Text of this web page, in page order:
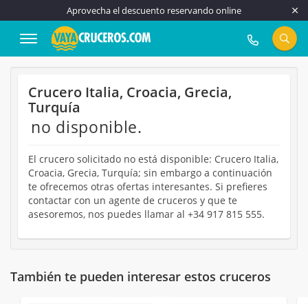
Aprovecha el descuento reservando online
917 815 555
Crucero Italia, Croacia, Grecia,
Turquía
no disponible.
El crucero solicitado no está disponible: Crucero Italia,
Croacia, Grecia, Turquía; sin embargo a continuación
te ofrecemos otras ofertas interesantes. Si prefieres
contactar con un agente de cruceros y que te
asesoremos, nos puedes llamar al +34 917 815 555.
También te pueden interesar estos cruceros